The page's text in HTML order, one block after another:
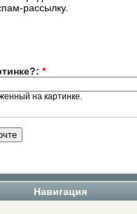
Навигация
рассылку.
*
на картинке.